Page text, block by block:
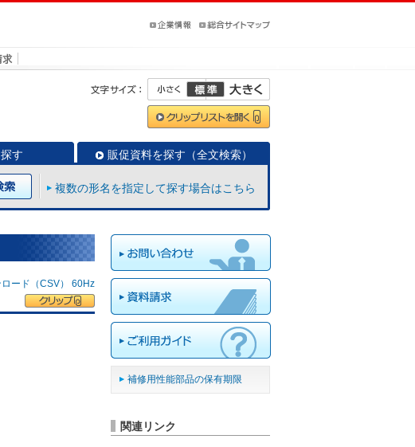
す 販促資料を探す（全文検索）
複数の形名を指定して探す場合はこちら
ード（CSV） 60Hz
補修用性能部品の保有期限
関連リンク